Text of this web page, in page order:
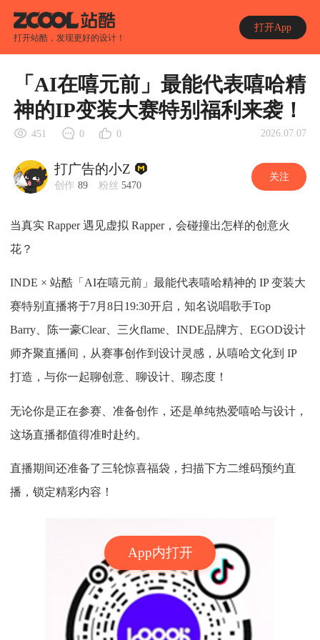
打开站酷，发现更好的设计！
打开App
App内打开
「AI在嘻元前」最能代表嘻哈精
神的IP变装大赛特别福利来袭！
451 0 0 2026.07.07
打广告的小Z
创作 89 粉丝 5470
关注
当真实 Rapper 遇见虚拟 Rapper，会碰撞出怎样的创意火
花？
INDE × 站酷「AI在嘻元前」最能代表嘻哈精神的 IP 变装大
赛特别直播将于7月8日19:30开启，知名说唱歌手Top
Barry、陈一豪Clear、三火flame、INDE品牌方、EGOD设计
师齐聚直播间，从赛事创作到设计灵感，从嘻哈文化到 IP
打造，与你一起聊创意、聊设计、聊态度！
无论你是正在参赛、准备创作，还是单纯热爱嘻哈与设计，
这场直播都值得准时赴约。
直播期间还准备了三轮惊喜福袋，扫描下方二维码预约直
播，锁定精彩内容！